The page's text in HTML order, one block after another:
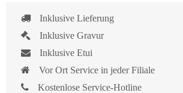
Inklusive Lieferung
Inklusive Gravur
Inklusive Etui
Vor Ort Service in jeder Filiale
Kostenlose Service-Hotline